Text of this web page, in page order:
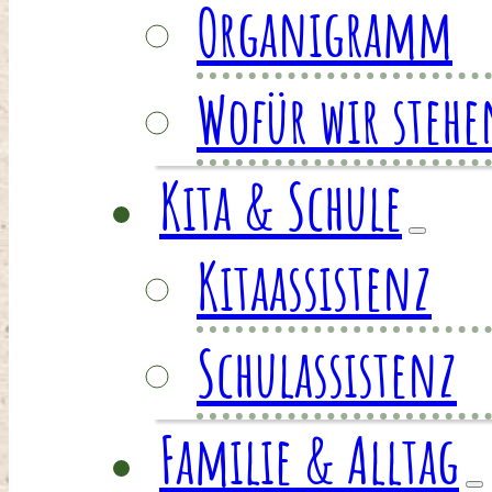
Organigramm
Wofür wir
Kita & Schule
Kitaassistenz
Schulassistenz
Familie & Alltag